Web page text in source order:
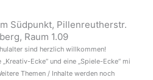
Südpunkt, Pillenreutherstr.
Raum 1.09
sind herzlich willkommen!
Ecke“ und eine „Spiele-Ecke“ mi
Themen / Inhalte werden noch